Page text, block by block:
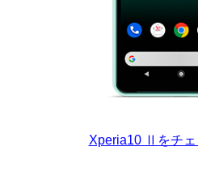
Xperia10 Ⅱをチェ